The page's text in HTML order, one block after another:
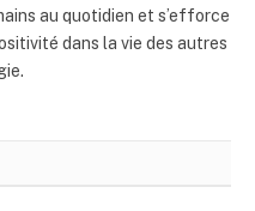
au quotidien et s’efforce
dans la vie des autres